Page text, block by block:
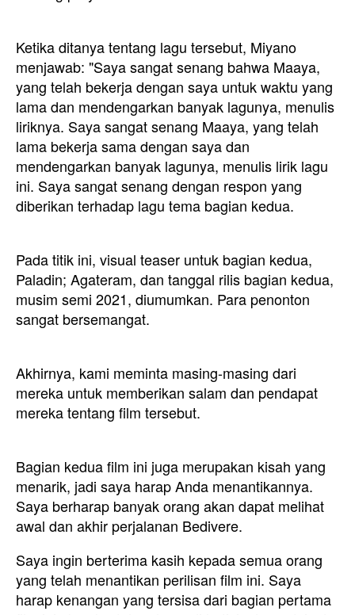
Ketika ditanya tentang lagu tersebut, Miyano
menjawab: "Saya sangat senang bahwa Maaya,
yang telah bekerja dengan saya untuk waktu yang
lama dan mendengarkan banyak lagunya, menulis
liriknya. Saya sangat senang Maaya, yang telah
lama bekerja sama dengan saya dan
mendengarkan banyak lagunya, menulis lirik lagu
ini. Saya sangat senang dengan respon yang
diberikan terhadap lagu tema bagian kedua.
Pada titik ini, visual teaser untuk bagian kedua,
Paladin; Agateram, dan tanggal rilis bagian kedua,
musim semi 2021, diumumkan. Para penonton
sangat bersemangat.
Akhirnya, kami meminta masing-masing dari
mereka untuk memberikan salam dan pendapat
mereka tentang film tersebut.
Bagian kedua film ini juga merupakan kisah yang
menarik, jadi saya harap Anda menantikannya.
Saya berharap banyak orang akan dapat melihat
awal dan akhir perjalanan Bedivere.
Saya ingin berterima kasih kepada semua orang
yang telah menantikan perilisan film ini. Saya
harap kenangan yang tersisa dari bagian pertama